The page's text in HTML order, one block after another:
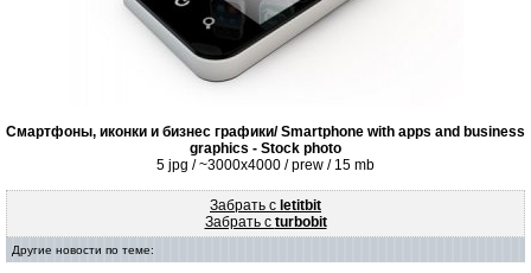
Смартфоны, иконки и бизнес графики/ Smartphone with apps and business
graphics - Stock photo
5 jpg / ~3000x4000 / prew / 15 mb
Забрать с letitbit
Забрать с turbobit
Другие новости по теме: